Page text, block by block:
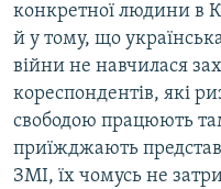
конкретної людини в
й у тому, що
війни не навчилася
кореспондентів, які
свободою працюють
приїжджають
ЗМІ, їх чомусь не